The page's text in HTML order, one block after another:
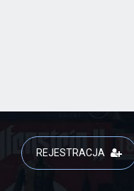
REJESTRACJA